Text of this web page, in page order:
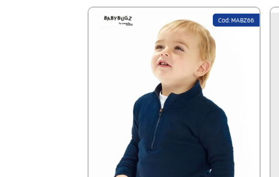
Anni)Certificazione: OEKO-TEX® standard
100 - PETA - Approved Vegan
Cod: MABZ66